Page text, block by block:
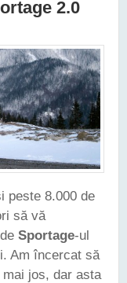
2.0
peste 8.000 de
să vă
Sportage-ul
Am încercat să
jos, dar asta